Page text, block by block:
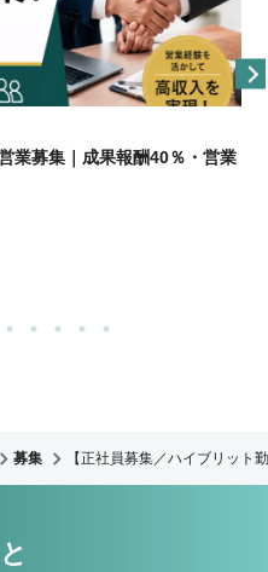
業募集｜成果報酬40％・営業
募集 【正社員募集／ハイブリッ